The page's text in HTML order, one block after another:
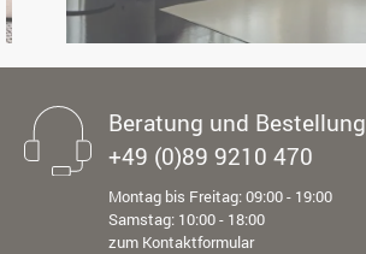
Beratung und Bestellung
+49 (0)89 9210 470
Montag bis Freitag: 09:00 - 19:00
Samstag: 10:00 - 18:00
zum Kontaktformular